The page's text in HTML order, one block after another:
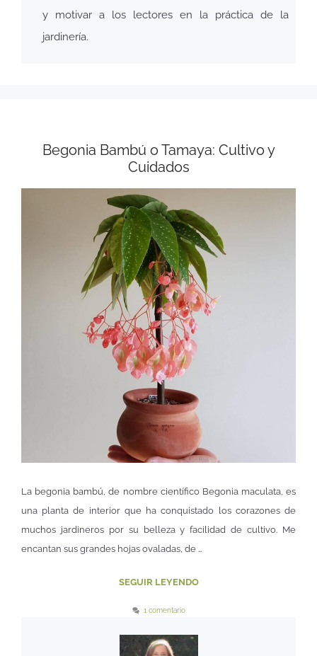
y motivar a los lectores en la práctica de la
jardinería.
Begonia Bambú o Tamaya: Cultivo y
Cuidados
La begonia bambú, de nombre científico Begonia maculata, es
una planta de interior que ha conquistado los corazones de
muchos jardineros por su belleza y facilidad de cultivo. Me
encantan sus grandes hojas ovaladas, de …
SEGUIR LEYENDO
1 comentario